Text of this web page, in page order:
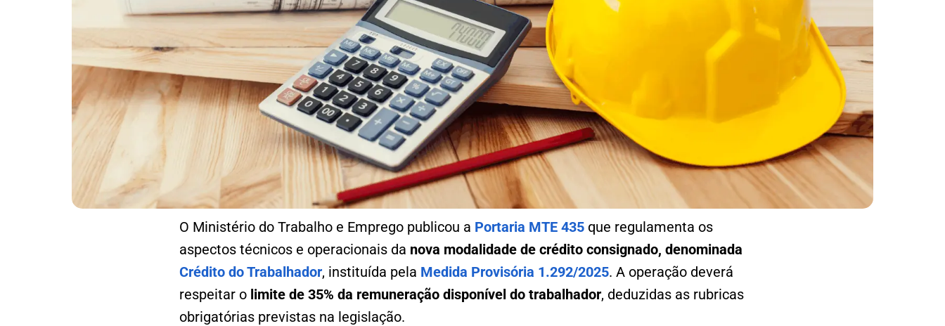
O Ministério do Trabalho e Emprego publicou a Portaria MTE 435que regulamenta os
aspectos técnicos e operacionais da nova modalidade de crédito consignado, denominada
Crédito do Trabalhador, instituída pela Medida Provisória 1.292/2025. A operação deverá
respeitar o limite de 35% da remuneração disponível do trabalhador, deduzidas as rubricas
obrigatórias previstas na legislação.